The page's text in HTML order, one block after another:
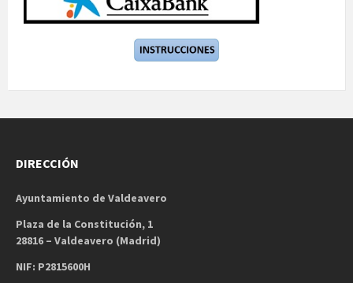
DIRECCIÓN
Ayuntamiento de Valdeavero
Plaza de la Constitución, 1
28816 – Valdeavero (Madrid)
NIF: P2815600H